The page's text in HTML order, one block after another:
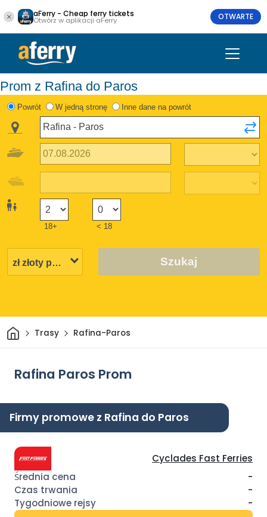
aFerry - Cheap ferry tickets
Otwórz w aplikacji aFerry OTWARTE
Prom z Rafina do Paros
Powrót W jedną stronę Inne dane na powrót
18+ < 18
Szukaj
DomTrasy Rafina-Paros
Rafina Paros Prom
Firmy promowe z Rafina do Paros
Cyclades Fast Ferries
-
-
-